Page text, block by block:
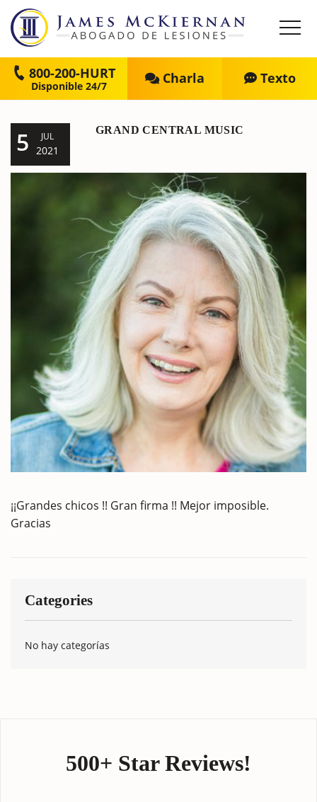
800-200-HURT Charla Texto
5 JUL
2021
GRAND CENTRAL MUSIC
¡¡Grandes chicos !! Gran firma !! Mejor imposible.
Gracias
Categories
No hay categorías
500+ Star Reviews!